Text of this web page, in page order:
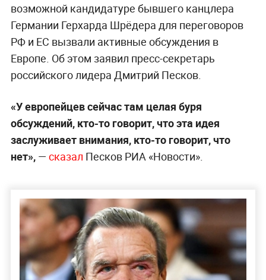
возможной кандидатуре бывшего канцлера
Германии Герхарда Шрёдера для переговоров
РФ и ЕС вызвали активные обсуждения в
Европе. Об этом заявил пресс-секретарь
российского лидера Дмитрий Песков.
«У европейцев сейчас там целая буря
обсуждений, кто-то говорит, что эта идея
заслуживает внимания, кто-то говорит, что
нет», — сказал Песков РИА «Новости».